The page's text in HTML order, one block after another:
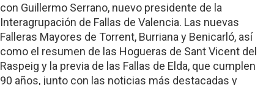
con Guillermo Serrano, nuevo presidente de la
Interagrupación de Fallas de Valencia. Las nuevas
Falleras Mayores de Torrent, Burriana y Benicarló, así
como el resumen de las Hogueras de Sant Vicent del
Raspeig y la previa de las Fallas de Elda, que cumplen
90 años, junto con las noticias más destacadas y